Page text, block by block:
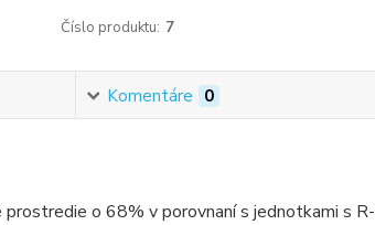
Číslo produktu: 7
Komentáre 0
o 68% v porovnaní s jednotkami s